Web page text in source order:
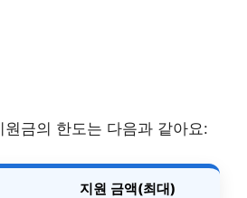
금의 한도는 다음과 같아요:
지원 금액(최대)